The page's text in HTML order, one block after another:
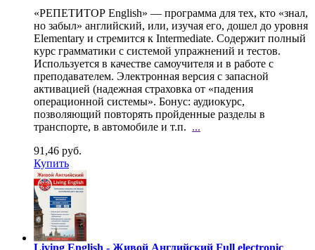
«РЕПЕТИТОР English» — программа для тех, кто «знал,
но забыл» английский, или, изучая его, дошел до уровня
Elementary и стремится к Intermediate. Содержит полный
курс грамматики с системой упражнений и тестов.
Используется в качестве самоучителя и в работе с
преподавателем. Электронная версия с запасной
активацией (надежная страховка от «падения
операционной системы». Бонус: аудиокурс,
позволяющий повторять пройденные разделы в
транспорте, в автомобиле и т.п. ...
91,46 руб.
Купить